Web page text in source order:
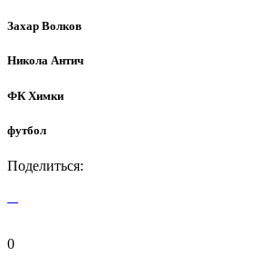
Захар Волков
Никола Антич
ФК Химки
футбол
Поделиться:
0